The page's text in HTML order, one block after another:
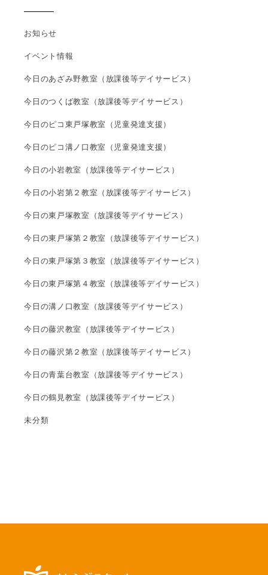
お知らせ
イベント情報
今日のあざみ野教室（放課後等デイサービス）
今日のつくば教室（放課後等デイサービス）
今日のピコ東戸塚教室（児童発達支援）
今日のピコ溝ノ口教室（児童発達支援）
今日の小岩教室（放課後等デイサービス）
今日の小岩第２教室（放課後等デイサービス）
今日の東戸塚教室（放課後等デイサービス）
今日の東戸塚第２教室（放課後等デイサービス）
今日の東戸塚第３教室（放課後等デイサービス）
今日の東戸塚第４教室（放課後等デイサービス）
今日の溝ノ口教室（放課後等デイサービス）
今日の藤沢教室（放課後等デイサービス）
今日の藤沢第２教室（放課後等デイサービス）
今日の青葉台教室（放課後等デイサービス）
今日の鶴見教室（放課後等デイサービス）
未分類